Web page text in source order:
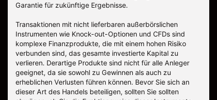
Garantie für zukünftige Ergebnisse.
Transaktionen mit nicht lieferbaren außerbörslichen
Instrumenten wie Knock-out-Optionen und CFDs sind
komplexe Finanzprodukte, die mit einem hohen Risiko
verbunden sind, das gesamte investierte Kapital zu
verlieren. Derartige Produkte sind nicht für alle Anleger
geeignet, da sie sowohl zu Gewinnen als auch zu
erheblichen Verlusten führen können. Bevor Sie sich an
dieser Art des Handels beteiligen, sollten Sie sollten